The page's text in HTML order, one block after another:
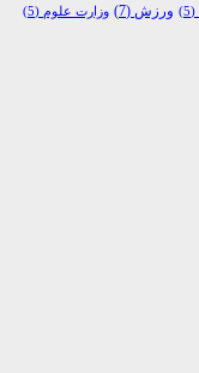
(5) ورزش (7) وزارت علوم (5)